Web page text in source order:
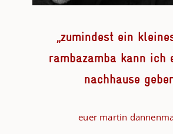
„zumindest ein
rambazamba kann ich
nachhause
euer martin